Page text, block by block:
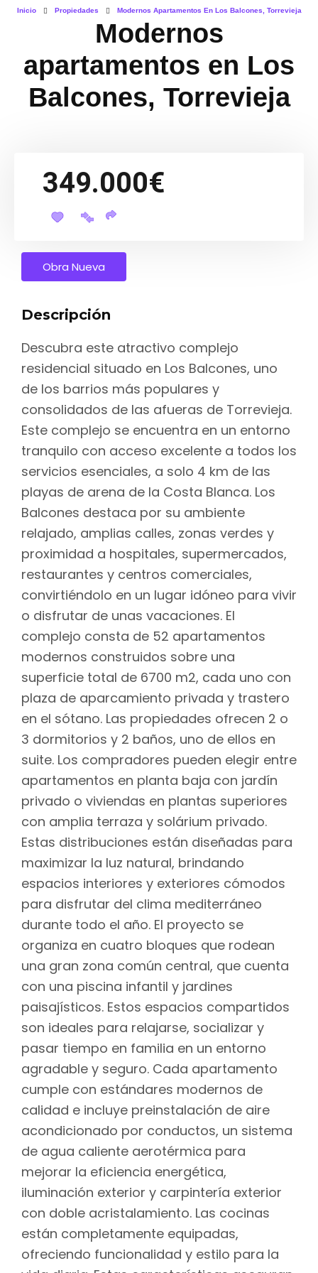
Inicio Propiedades Modernos Apartamentos En Los Balcones, Torrevieja
Modernos
apartamentos en Los
Balcones, Torrevieja
349.000€
Obra Nueva
Descripción
Descubra este atractivo complejo
residencial situado en Los Balcones, uno
de los barrios más populares y
consolidados de las afueras de Torrevieja.
Este complejo se encuentra en un entorno
tranquilo con acceso excelente a todos los
servicios esenciales, a solo 4 km de las
playas de arena de la Costa Blanca. Los
Balcones destaca por su ambiente
relajado, amplias calles, zonas verdes y
proximidad a hospitales, supermercados,
restaurantes y centros comerciales,
convirtiéndolo en un lugar idóneo para vivir
o disfrutar de unas vacaciones. El
complejo consta de 52 apartamentos
modernos construidos sobre una
superficie total de 6700 m2, cada uno con
plaza de aparcamiento privada y trastero
en el sótano. Las propiedades ofrecen 2 o
3 dormitorios y 2 baños, uno de ellos en
suite. Los compradores pueden elegir entre
apartamentos en planta baja con jardín
privado o viviendas en plantas superiores
con amplia terraza y solárium privado.
Estas distribuciones están diseñadas para
maximizar la luz natural, brindando
espacios interiores y exteriores cómodos
para disfrutar del clima mediterráneo
durante todo el año. El proyecto se
organiza en cuatro bloques que rodean
una gran zona común central, que cuenta
con una piscina infantil y jardines
paisajísticos. Estos espacios compartidos
son ideales para relajarse, socializar y
pasar tiempo en familia en un entorno
agradable y seguro. Cada apartamento
cumple con estándares modernos de
calidad e incluye preinstalación de aire
acondicionado por conductos, un sistema
de agua caliente aerotérmica para
mejorar la eficiencia energética,
iluminación exterior y carpintería exterior
con doble acristalamiento. Las cocinas
están completamente equipadas,
ofreciendo funcionalidad y estilo para la